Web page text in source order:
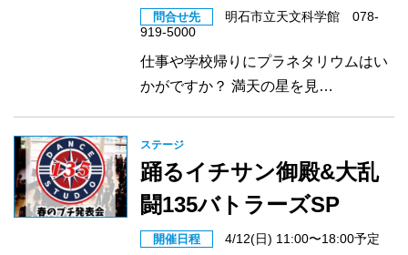
問合せ先
明石市立天文科学館 078-
919-5000
仕事や学校帰りにプラネタリウムはい
かがですか？ 満天の星を見…
ステージ
踊るイチサン御殿&大乱
闘135バトラーズSP
開催日程 4/12(日) 11:00〜18:00予定